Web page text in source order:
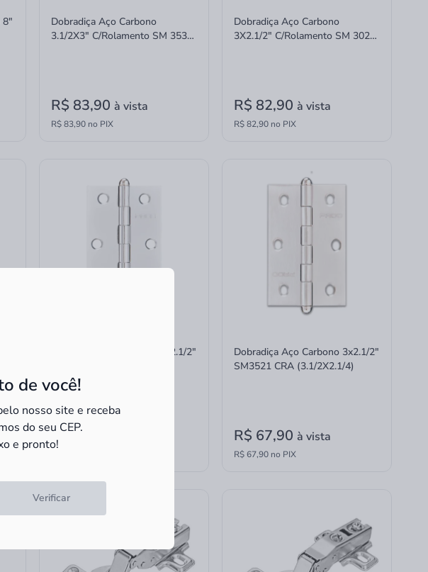
de você!
nosso site e receba
do seu CEP.
e pronto!
Verificar
8"
Dobradiça Aço Carbono
3.1/2X3" C/Rolamento SM 3530
R$ 83,90 à vista
R$ 83,90 no PIX
Dobradiça Aço Carbono
3X2.1/2" C/Rolamento SM 3025
R$ 82,90 à vista
R$ 82,90 no PIX
Dobradiça Aço Carbono 3x2.1/2"
R$ 62,90
Dobradiça Aço Carbono 3x2.1/2"
SM3521 CRA (3.1/2X2.1/4)
R$ 67,90 à vista
R$ 67,90 no PIX